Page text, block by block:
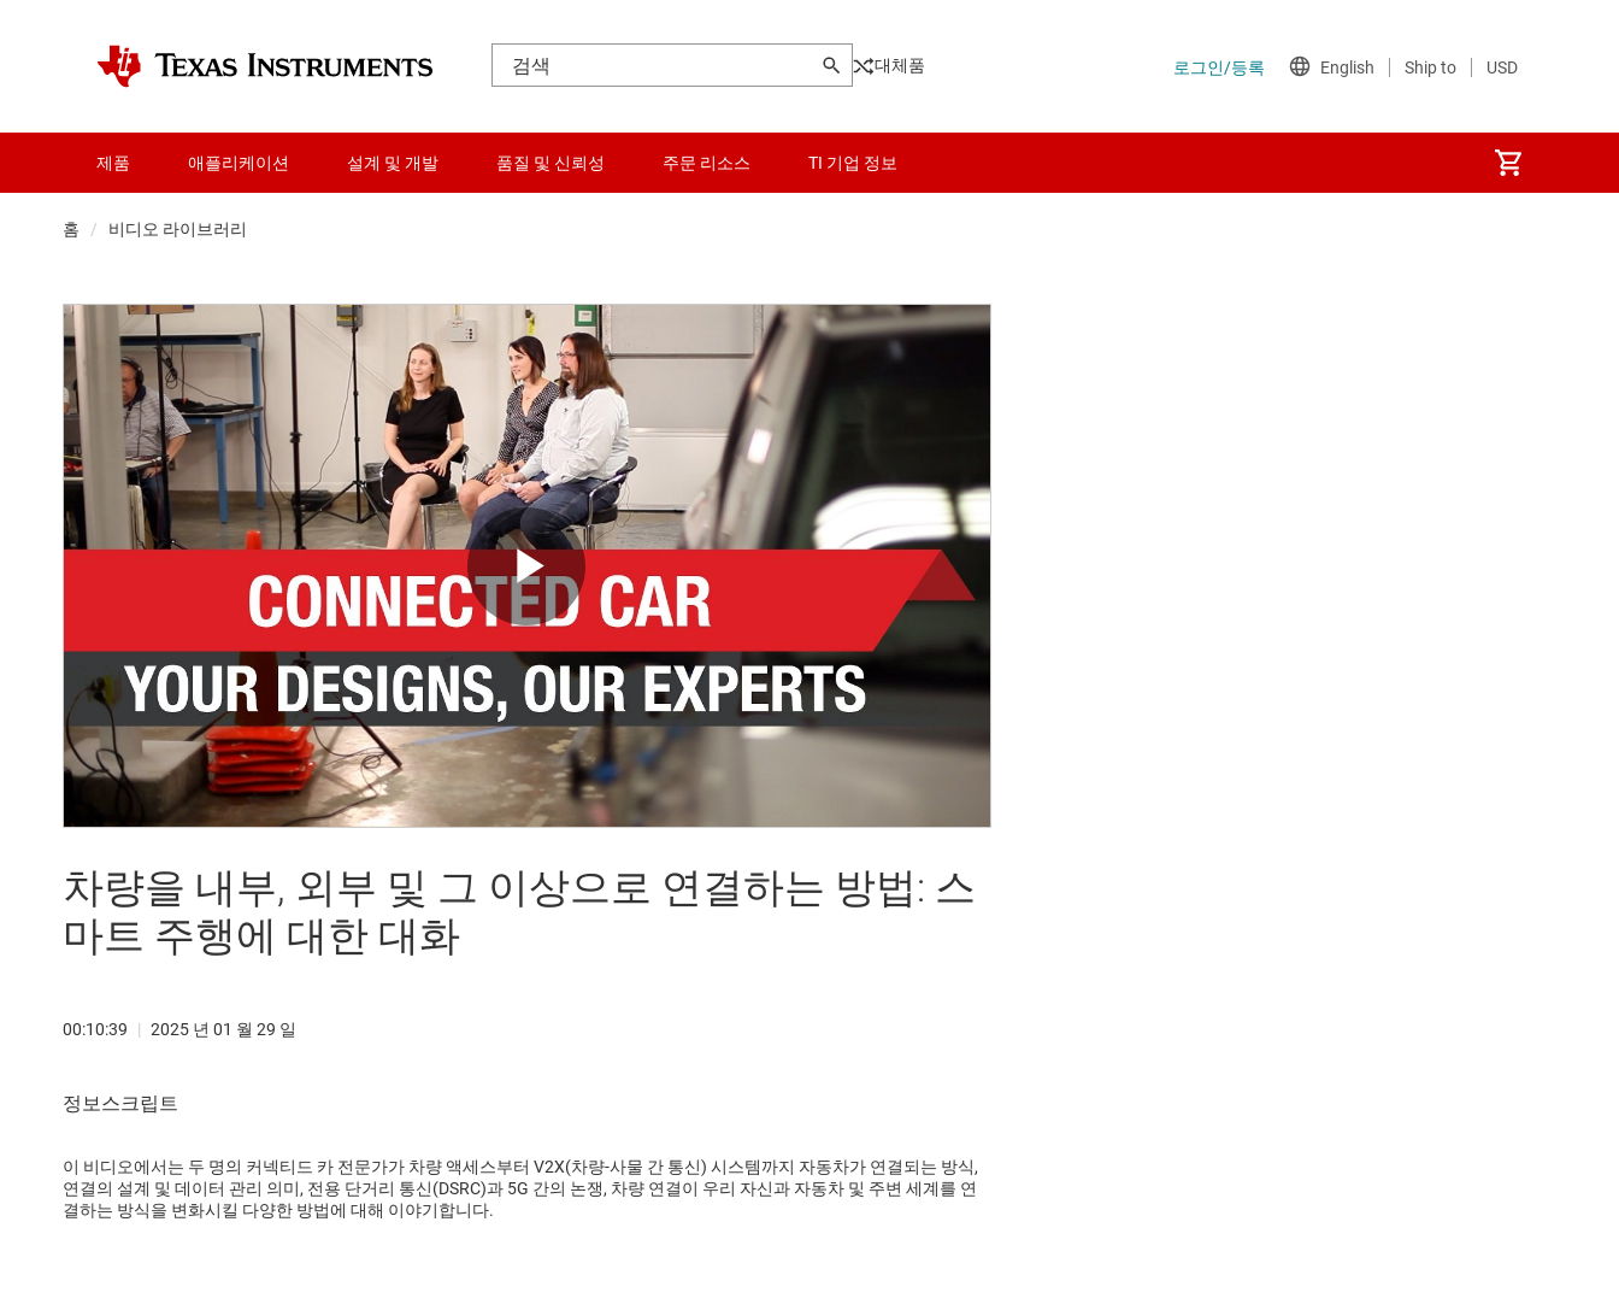
대체품
제품 애플리케이션 설계 및 개발 품질 및 신뢰성 주문 리소스 TI 기업 정보
홈 비디오 라이브러리
Play
Video
차량을 내부, 외부 및 그 이상으로 연결하는 방법: 스
마트 주행에 대한 대화
00:10:39 | 2025 년 01 월 29 일
이 비디오에서는 두 명의 커넥티드 카 전문가가 차량 액세스부터 V2X(차량-사물 간 통신) 시스템까지 자동차가 연결되는 방식,
연결의 설계 및 데이터 관리 의미, 전용 단거리 통신(DSRC)과 5G 간의 논쟁, 차량 연결이 우리 자신과 자동차 및 주변 세계를 연
결하는 방식을 변화시킬 다양한 방법에 대해 이야기합니다.